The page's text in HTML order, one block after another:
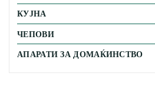
КУЈНА
ЧЕПОВИ
АПАРАТИ ЗА ДОМАЌИНСТВО